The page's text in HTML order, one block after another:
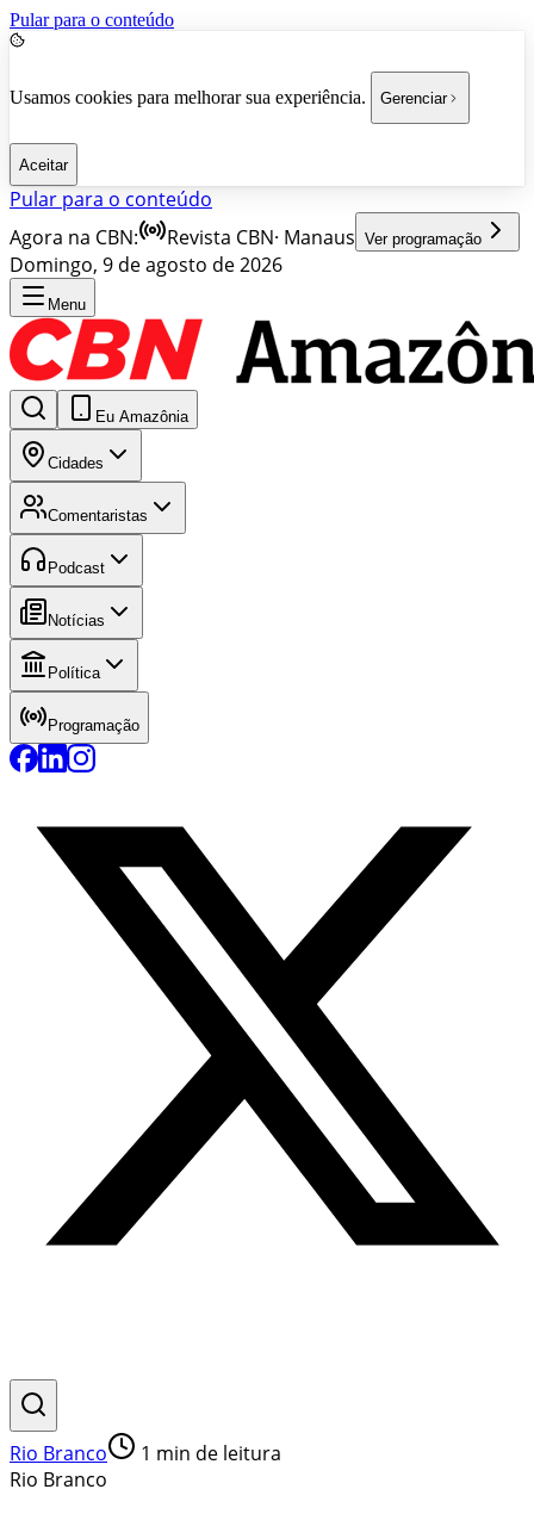
Pular para o conteúdo
Usamos cookies para melhorar sua experiência. Gerenciar
Aceitar
Pular para o conteúdo
Agora na CBN:
Revista CBN· Manaus Ver programação
Domingo, 9 de agosto de 2026
Menu
Eu Amazônia
Cidades
Comentaristas
Podcast
Notícias
Política
Programação
Rio Branco 1 min de leitura
Rio Branco